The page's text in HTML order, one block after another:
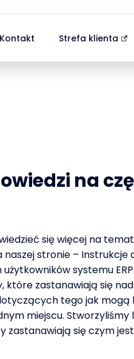
Kontakt Strefa klienta
na
się więcej na temat
stronie – Instrukcje
systemu
zastanawiają się
tego jak
miejscu. Stworzyliśmy
się czym